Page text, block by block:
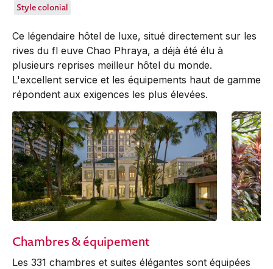
Style colonial
Ce légendaire hôtel de luxe, situé directement sur les
rives du fl euve Chao Phraya, a déjà été élu à
plusieurs reprises meilleur hôtel du monde.
L'excellent service et les équipements haut de gamme
répondent aux exigences les plus élevées.
Chambres & équipement
Les 331 chambres et suites élégantes sont équipées